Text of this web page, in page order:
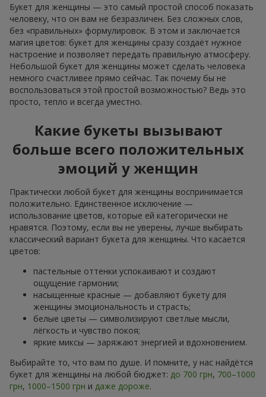
Букет для женщины — это самый простой способ показать
человеку, что он вам не безразличен. Без сложных слов,
без «правильных» формулировок. В этом и заключается
магия цветов: букет для женщины сразу создаёт нужное
настроение и позволяет передать правильную атмосферу.
Небольшой букет для женщины может сделать человека
немного счастливее прямо сейчас. Так почему бы не
воспользоваться этой простой возможностью? Ведь это
просто, тепло и всегда уместно.
Какие букеты вызывают
больше всего положительных
эмоций у женщин
Практически любой букет для женщины воспринимается
положительно. Единственное исключение —
использование цветов, которые ей категорически не
нравятся. Поэтому, если вы не уверены, лучше выбирать
классический вариант букета для женщины. Что касается
цветов:
пастельные оттенки успокаивают и создают
ощущение гармонии;
насыщенные красные — добавляют букету для
женщины эмоциональность и страсть;
белые цветы — символизируют светлые мысли,
лёгкость и чувство покоя;
яркие миксы — заряжают энергией и вдохновением.
Выбирайте то, что вам по душе. И помните, у нас найдётся
букет для женщины на любой бюджет: до 700 грн, 700–1000
грн, 1000–1500 грн и даже дороже.